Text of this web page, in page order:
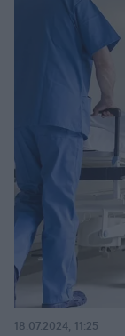
18.07.2024, 11:25